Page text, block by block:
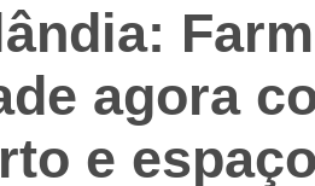
agora
e